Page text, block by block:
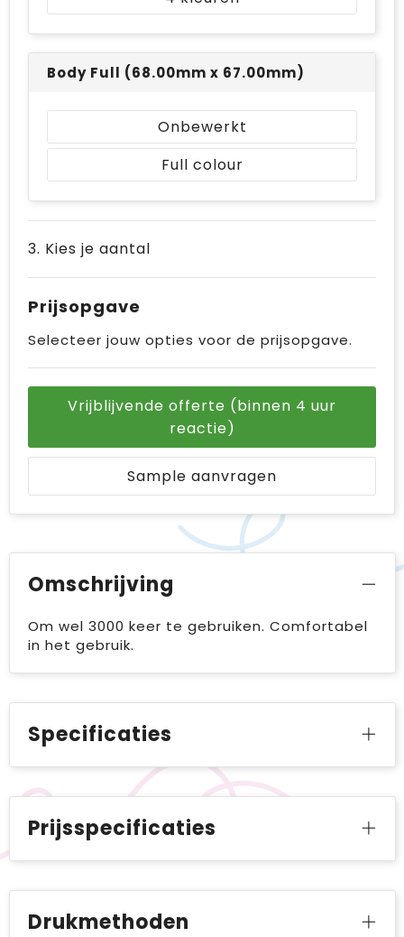
Body Full (68.00mm x 67.00mm)
Onbewerkt
Full colour
3. Kies je aantal
Prijsopgave
Selecteer jouw opties voor de prijsopgave.
Vrijblijvende offerte (binnen 4 uur
reactie)
Sample aanvragen
Omschrijving
Om wel 3000 keer te gebruiken. Comfortabel
in het gebruik.
Specificaties
Prijsspecificaties
Drukmethoden